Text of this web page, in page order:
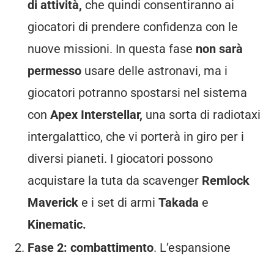
di attività, che quindi consentiranno ai
giocatori di prendere confidenza con le
nuove missioni. In questa fase non sarà
permesso usare delle astronavi, ma i
giocatori potranno spostarsi nel sistema
con Apex Interstellar, una sorta di radiotaxi
intergalattico, che vi porterà in giro per i
diversi pianeti. I giocatori possono
acquistare la tuta da scavenger Remlock
Maverick e i set di armi Takada e
Kinematic.
Fase 2: combattimento. L’espansione